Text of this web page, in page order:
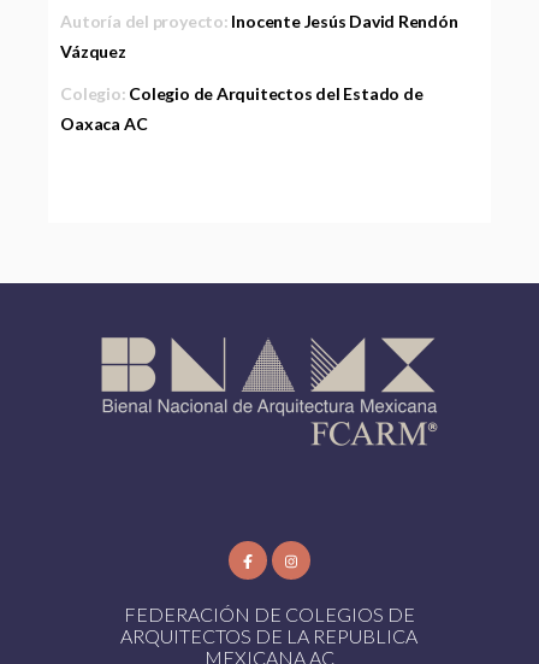
Autoría del proyecto: Inocente Jesús David Rendón
Vázquez
Colegio: Colegio de Arquitectos del Estado de
Oaxaca AC
FEDERACIÓN DE COLEGIOS DE
ARQUITECTOS DE LA REPUBLICA
MEXICANA AC